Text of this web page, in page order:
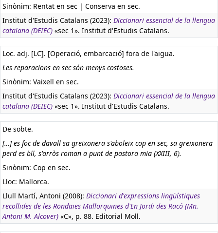
Sinònim: Rentat en sec | Conserva en sec.
Institut d'Estudis Catalans (2023): Diccionari essencial de la llengua
catalana (DEIEC) «sec 1». Institut d'Estudis Catalans.
Loc. adj. [LC]. [Operació, embarcació] fora de l'aigua.
Les reparacions en sec són menys costoses.
Sinònim: Vaixell en sec.
Institut d'Estudis Catalans (2023): Diccionari essencial de la llengua
catalana (DEIEC) «sec 1». Institut d'Estudis Catalans.
De sobte.
[…] es foc de davall sa greixonera s'aboleix cop en sec, sa greixonera
perd es bll, s'arròs roman a punt de pastora mia (XXIII, 6).
Sinònim: Cop en sec.
Lloc: Mallorca.
Llull Martí, Antoni (2008): Diccionari d'expressions lingüístiques
recollides de les Rondaies Mallorquines d'En Jordi des Racó (Mn.
Antoni M. Alcover) «C», p. 88. Editorial Moll.